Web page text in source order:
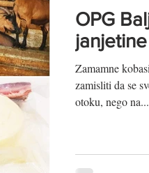
OPG
Zamamne
zamisliti da se
otoku, nego na...